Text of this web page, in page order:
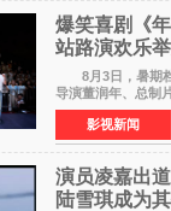
爆笑喜剧《
站路演欢乐
场共鸣
8月3日，暑期档
导演董润年、总制
昀、白客，惊喜出
特别出演田雨，友
演，与观众近距离
影视新闻
演员凌嘉出
陆雪琪成为